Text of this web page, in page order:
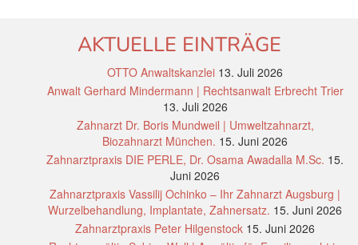
AKTUELLE EINTRÄGE
OTTO Anwaltskanzlei 13. Juli 2026
Anwalt Gerhard Mindermann | Rechtsanwalt Erbrecht Trier
13. Juli 2026
Zahnarzt Dr. Boris Mundweil | Umweltzahnarzt,
Biozahnarzt München. 15. Juni 2026
Zahnarztpraxis DIE PERLE, Dr. Osama Awadalla M.Sc. 15.
Juni 2026
Zahnarztpraxis Vassilij Ochinko – Ihr Zahnarzt Augsburg |
Wurzelbehandlung, Implantate, Zahnersatz. 15. Juni 2026
Zahnarztpraxis Peter Hilgenstock 15. Juni 2026